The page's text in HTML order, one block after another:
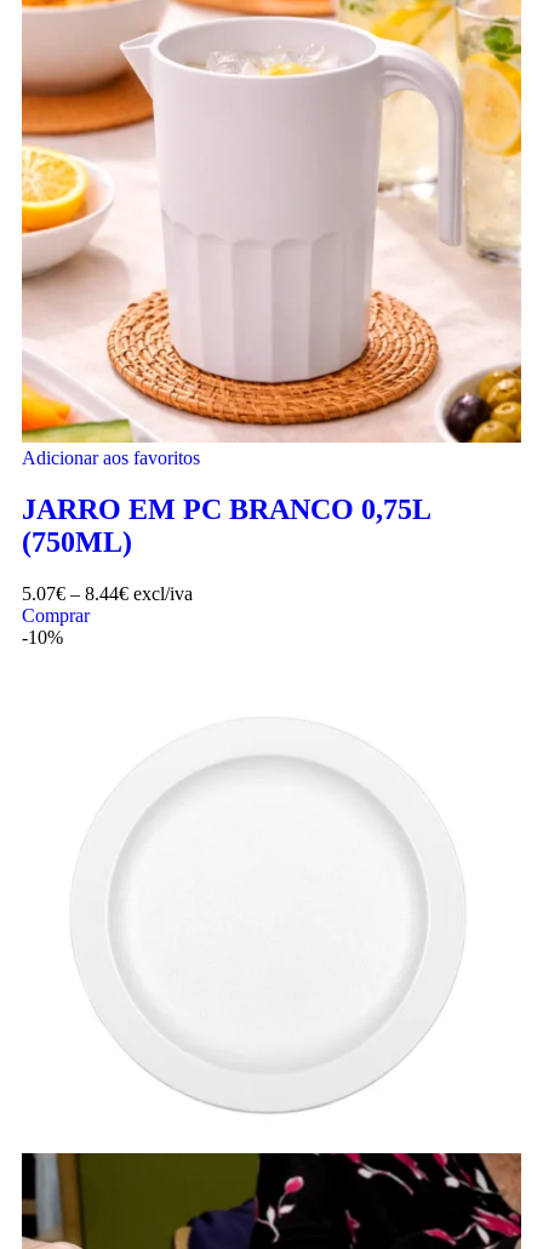
Adicionar aos favoritos
JARRO EM PC BRANCO 0,75L
(750ML)
5.07€ – 8.44€ excl/iva
Comprar
-10%